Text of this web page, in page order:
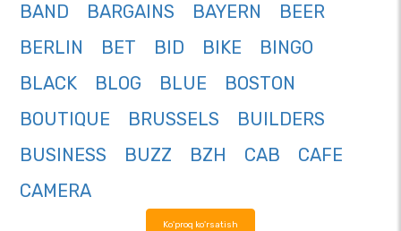
BAND
BARGAINS BAYERN
BEER
BERLIN
BET BID BIKE
BINGO
BLACK
BLOG BLUE
BOSTON
BOUTIQUE
BRUSSELS
BUILDERS
BUSINESS
BUZZ BZH CAB
CAFE
CAMERA
Ko'proq ko'rsatish